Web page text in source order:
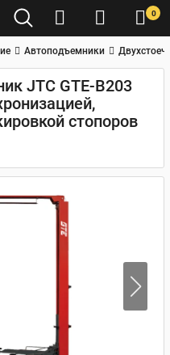
0
Автоподъемники
JTC GTE-B203
стопоров